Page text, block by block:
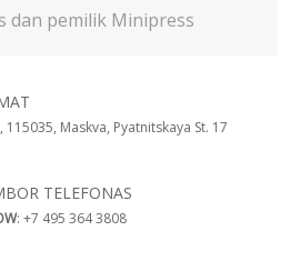
dan pemilik Minipress
115035, Maskva, Pyatnitskaya St. 17
TELEFONAS
: +7 495 364 3808